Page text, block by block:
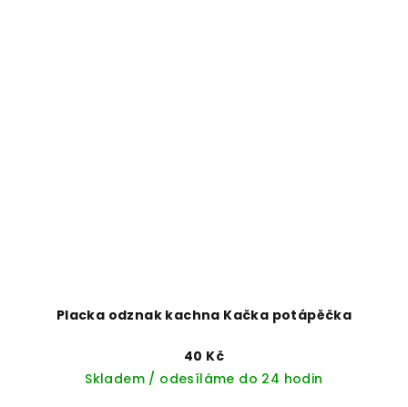
Placka odznak kachna Kačka potápěčka
40 Kč
Skladem / odesíláme do 24 hodin